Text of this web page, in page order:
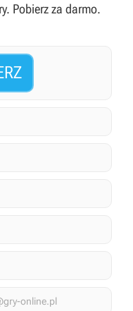
Pobierz za darmo.
online.pl